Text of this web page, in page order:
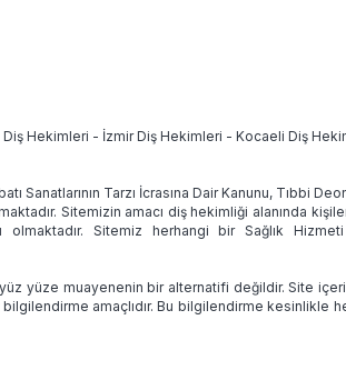
Diş Hekimleri - İzmir Diş Hekimleri - Kocaeli Diş
Sanatlarının Tarzı İcrasına Dair Kanunu,
Sitemizin amacı diş hekimliği alanında
Sitemiz herhangi bir Sağlık
yüze muayenenin bir alternatifi değildir. Site
amaçlıdır. Bu bilgilendirme kesinlikle